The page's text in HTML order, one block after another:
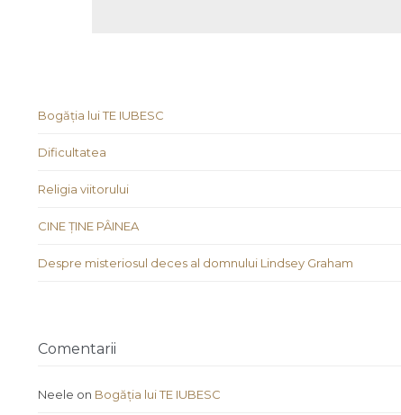
Bogăția lui TE IUBESC
Dificultatea
Religia viitorului
CINE ȚINE PÂINEA
Despre misteriosul deces al domnului Lindsey Graham
Comentarii
Neele on Bogăția lui TE IUBESC